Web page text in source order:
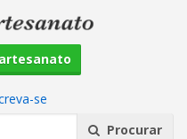
se
Procurar